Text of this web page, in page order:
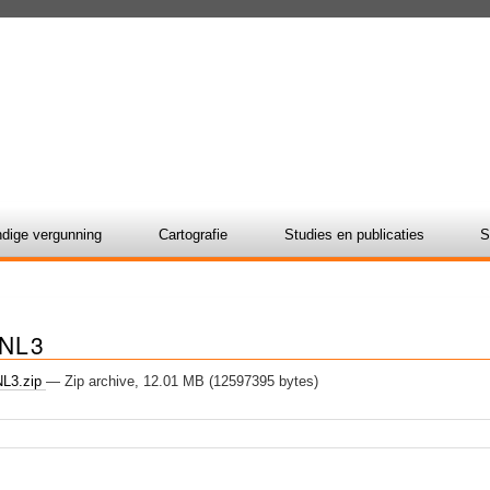
vergunning Cartografie Studies en publicaties
— Zip archive, 12.01 MB (12597395 bytes)